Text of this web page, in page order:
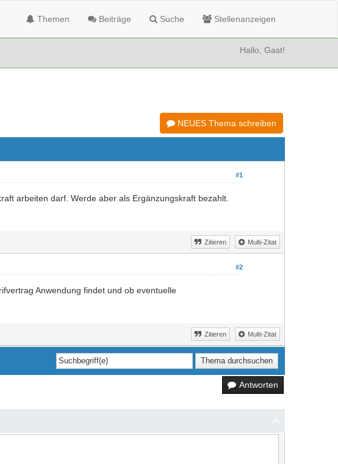
Themen Beiträge Suche Stellenanzeigen
Hallo, Gast!
NEUES Thema schreiben
#1
arbeiten darf. Werde aber als Ergänzungskraft bezahlt.
Zitieren Multi-Zitat
#2
Anwendung findet und ob eventuelle
Zitieren Multi-Zitat
Antworten